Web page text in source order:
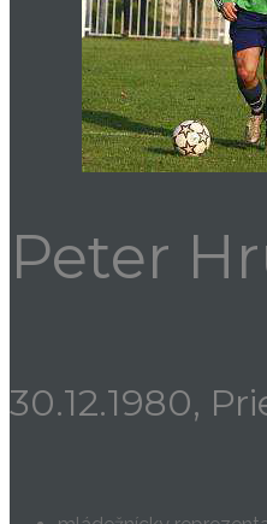
Peter
30.12.1980,